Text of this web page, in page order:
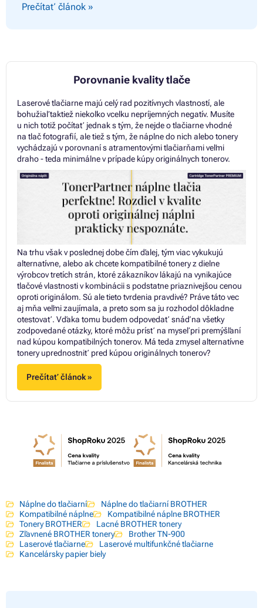
Prečítať článok »
Porovnanie kvality tlače
Laserové tlačiarne majú celý rad pozitívnych vlastností, ale
bohužiaľ taktiež niekoľko vcelku nepríjemných negatív. Musíte
u nich totiž počítať jednak s tým, že nejde o tlačiarne vhodné
na tlač fotografií, ale tiež s tým, že náplne do nich alebo tonery
vychádzajú v porovnaní s atramentovými tlačiarňami veľmi
draho - teda minimálne v prípade kúpy originálnych tonerov.
Na trhu však v poslednej dobe čím ďalej, tým viac vykukujú
alternatívne, alebo ak chcete kompatibilné tonery z dielne
výrobcov tretích strán, ktoré zákazníkov lákajú na vynikajúce
tlačové vlastnosti v kombinácii s podstatne priaznivejšou cenou
oproti originálom. Sú ale tieto tvrdenia pravdivé? Práve táto vec
aj mňa veľmi zaujímala, a preto som sa ju rozhodol dôkladne
otestovať. Vďaka tomu budem odpovedať snáď na všetky
zodpovedané otázky, ktoré môžu prísť na myseľ pri premýšľaní
nad kúpou kompatibilných tonerov. Má teda zmysel alternatívne
tonery uprednostniť pred kúpou originálnych tonerov?
Prečítať článok »
Náplne do tlačiarní
Náplne do tlačiarní BROTHER
Kompatibilné náplne
Kompatibilné náplne BROTHER
Tonery BROTHER
Lacné BROTHER tonery
Zľavnené BROTHER tonery
Brother TN-900
Laserové tlačiarne
Laserové multifunkčné tlačiarne
Kancelársky papier biely